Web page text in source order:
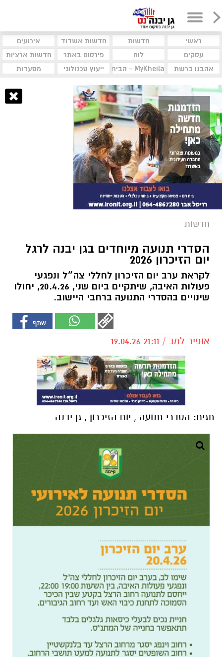
ראשי חדשות חדשות אשדוד
אירועים
עסקים
לוח פירסום באתר
חדשות ארציות
אהבנו ברשת
MyKheila - הבית לעסקים וקהילות ייעוץ טכנולוגי מסעדות
חדשות
הסדרי תנועה מיוחדים בגן יבנה לרגל
יום הזיכרון 2026
לקראת ערב יום הזיכרון לחללי צה״ל ונפגעי
פעולות האיבה, שיתקיים ביום שני, 20.4.26, יחולו
שינויים בהסדרי התנועה ברחבי היישוב.
אופיר למב / 21:11 19.04.26
תגים: הסדרי תנועה , יום הזיכרון , גן יבנה